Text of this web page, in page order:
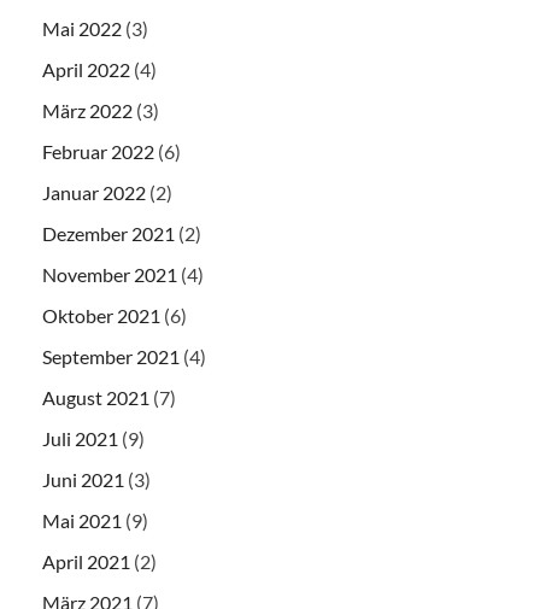
Mai 2022 (3)
April 2022 (4)
März 2022 (3)
Februar 2022 (6)
Januar 2022 (2)
Dezember 2021 (2)
November 2021 (4)
Oktober 2021 (6)
September 2021 (4)
August 2021 (7)
Juli 2021 (9)
Juni 2021 (3)
Mai 2021 (9)
April 2021 (2)
März 2021 (7)